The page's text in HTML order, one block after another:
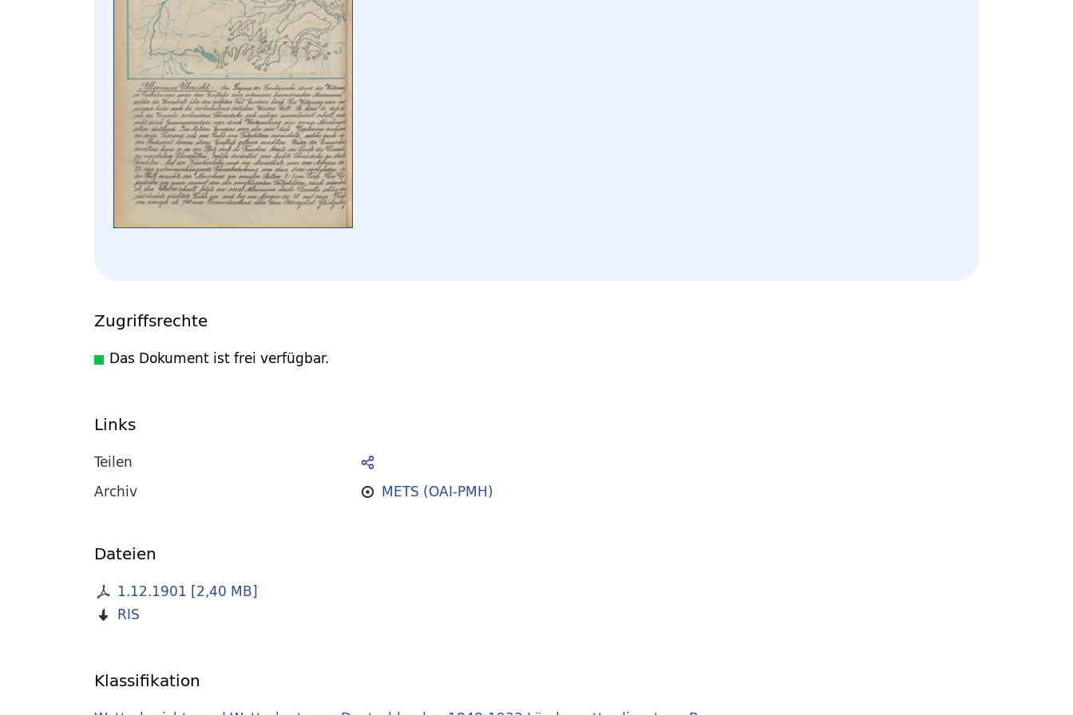
Zugriffsrechte
Das Dokument ist frei verfügbar.
Links
Teilen
Archiv
METS (OAI-PMH)
Dateien
1.12.1901 [2,40 MB]
RIS
Klassifikation